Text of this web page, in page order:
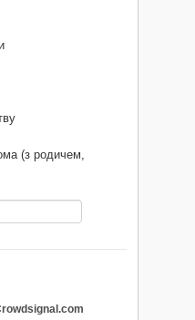
(з родичем,